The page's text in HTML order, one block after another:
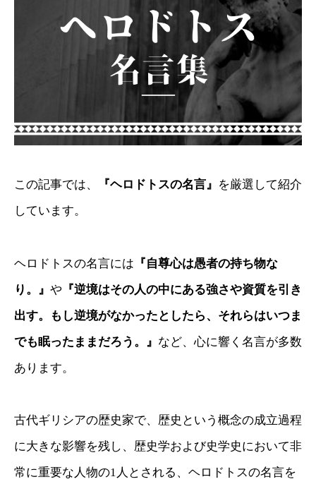
この記事では、 『ヘロドトスの名言』 を厳選して紹介
しています。
ヘロドトスの名言には 『自尊心は愚者の持ち物な
り。』 や 『逆境はその人の中にある強さや資質を引き
出す。もし逆境がなかったとしたら、それらはいつま
でも眠ったままだろう。』 など、心に響く名言が多数
あります。
古代ギリシアの歴史家で、歴史という概念の成立過程
に大きな影響を残し、歴史学および史学史において非
常に重要な人物の1人とされる、ヘロドトスの名言を